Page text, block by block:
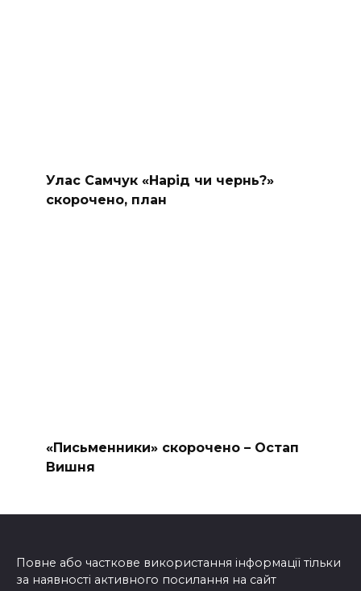
Улас Самчук «Нарід чи чернь?»
скорочено, план
«Письменники» скорочено – Остап
Вишня
Повне або часткове використання інформації тільки
за наявності активного посилання на сайт